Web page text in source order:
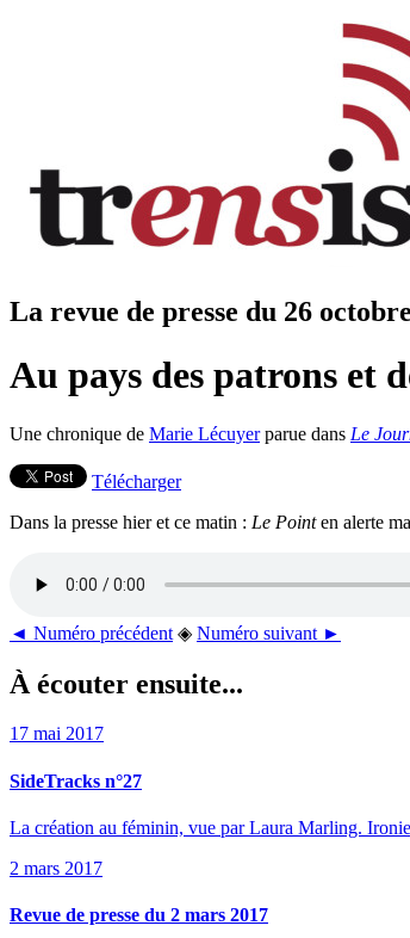
La revue de presse du 26
Au pays des patrons et
Une chronique de Marie Lécuyerparue dans Le
Télécharger
Dans la presse hier et ce matin : Le Pointen alerte
◄ Numéro précédent ◈ Numéro suivant ►
À écouter ensuite...
17 mai 2017
SideTracks n°27
La création au féminin, vue par Laura Marling.
2 mars 2017
Revue de presse du 2 mars 2017